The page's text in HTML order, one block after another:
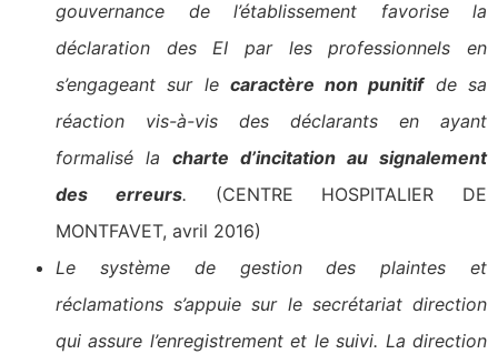
gouvernance de l’établissement favorise la
déclaration des EI par les professionnels en
s’engageant sur le caractère non punitifde sa
réaction vis-à-vis des déclarants en ayant
formalisé la charte d’incitation au signalement
des erreurs. (CENTRE HOSPITALIER DE
MONTFAVET, avril 2016)
Le système de gestion des plaintes et
réclamations s’appuie sur le secrétariat direction
qui assure l’enregistrement et le suivi. La direction